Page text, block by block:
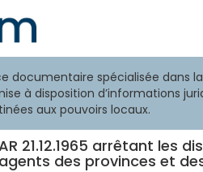
documentaire spécialisée dans
à disposition d’informations
aux pouvoirs locaux.
AR 21.12.1965 arrêtant
des provinces et